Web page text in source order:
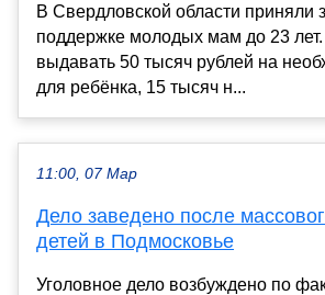
В Свердловской области приняли
поддержке молодых мам до 23
выдавать 50 тысяч рублей на
для ребёнка, 15 тысяч н...
11:00, 07 Мар
Дело заведено после
детей в Подмосковье
Уголовное дело возбуждено по